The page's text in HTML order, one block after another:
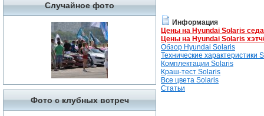
Случайное фото
Фото с клубных встреч
Информация
Цены на Hyundai Solaris
Цены на Hyundai Solaris
Обзор Hyundai Solaris
Технические характеристики
Комплектации Solaris
Краш-тест Solaris
Все цвета Solaris
Статьи